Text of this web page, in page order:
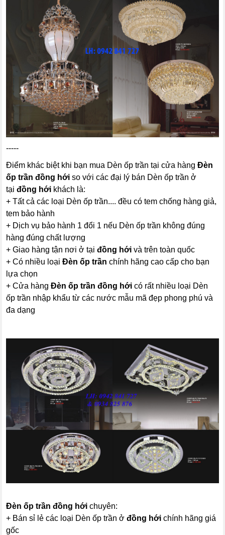
-----
Điểm khác biệt khi bạn mua Dèn ốp trần tại cửa hàngĐèn
ốp trần đồng hới so với các đại lý bán Dèn ốp trần ở
tạiđồng hới khách là:
+ Tất cả các loại Dèn ốp trần.... đều có tem chống hàng giả,
tem bảo hành
+ Dịch vụ bảo hành 1 đổi 1 nếu Dèn ốp trần không đúng
hàng đúng chất lượng
+ Giao hàng tận nơi ở tạiđồng hới và trên toàn quốc
+ Có nhiều loạiĐèn ốp trần chính hãng cao cấp cho bạn
lựa chọn
+ Cửa hàngĐèn ốp trần đồng hới có rất nhiều loại Dèn
ốp trần nhập khẩu từ các nước mẫu mã đẹp phong phú và
đa dạng
Đèn ốp trần đồng hớichuyên:
+ Bán sỉ lẻ các loại Dèn ốp trần ởđồng hới chính hãng giá
gốc